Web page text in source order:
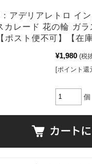
アデリアレトロ イ
カレード 花の輪 ガ
ポスト便不可】【在
¥1,980 (税
[ポイント還
個